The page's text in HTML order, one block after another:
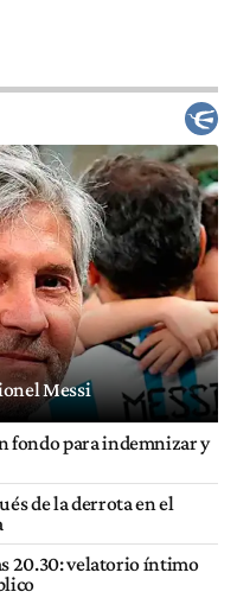
Messi
fondo para indemnizar y
de la derrota en el
20.30: velatorio íntimo